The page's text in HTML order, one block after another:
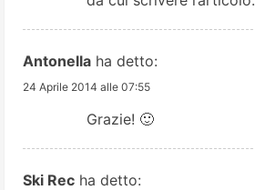
Antonella ha detto:
24 Aprile 2014 alle 07:55
Grazie! 🙂
Ski Rec ha detto: